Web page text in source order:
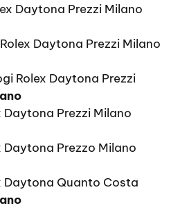
Daytona Prezzi Milano
Daytona Prezzi Milano
Rolex Daytona Prezzi
Daytona Prezzi Milano
Daytona Prezzo Milano
Daytona Quanto Costa